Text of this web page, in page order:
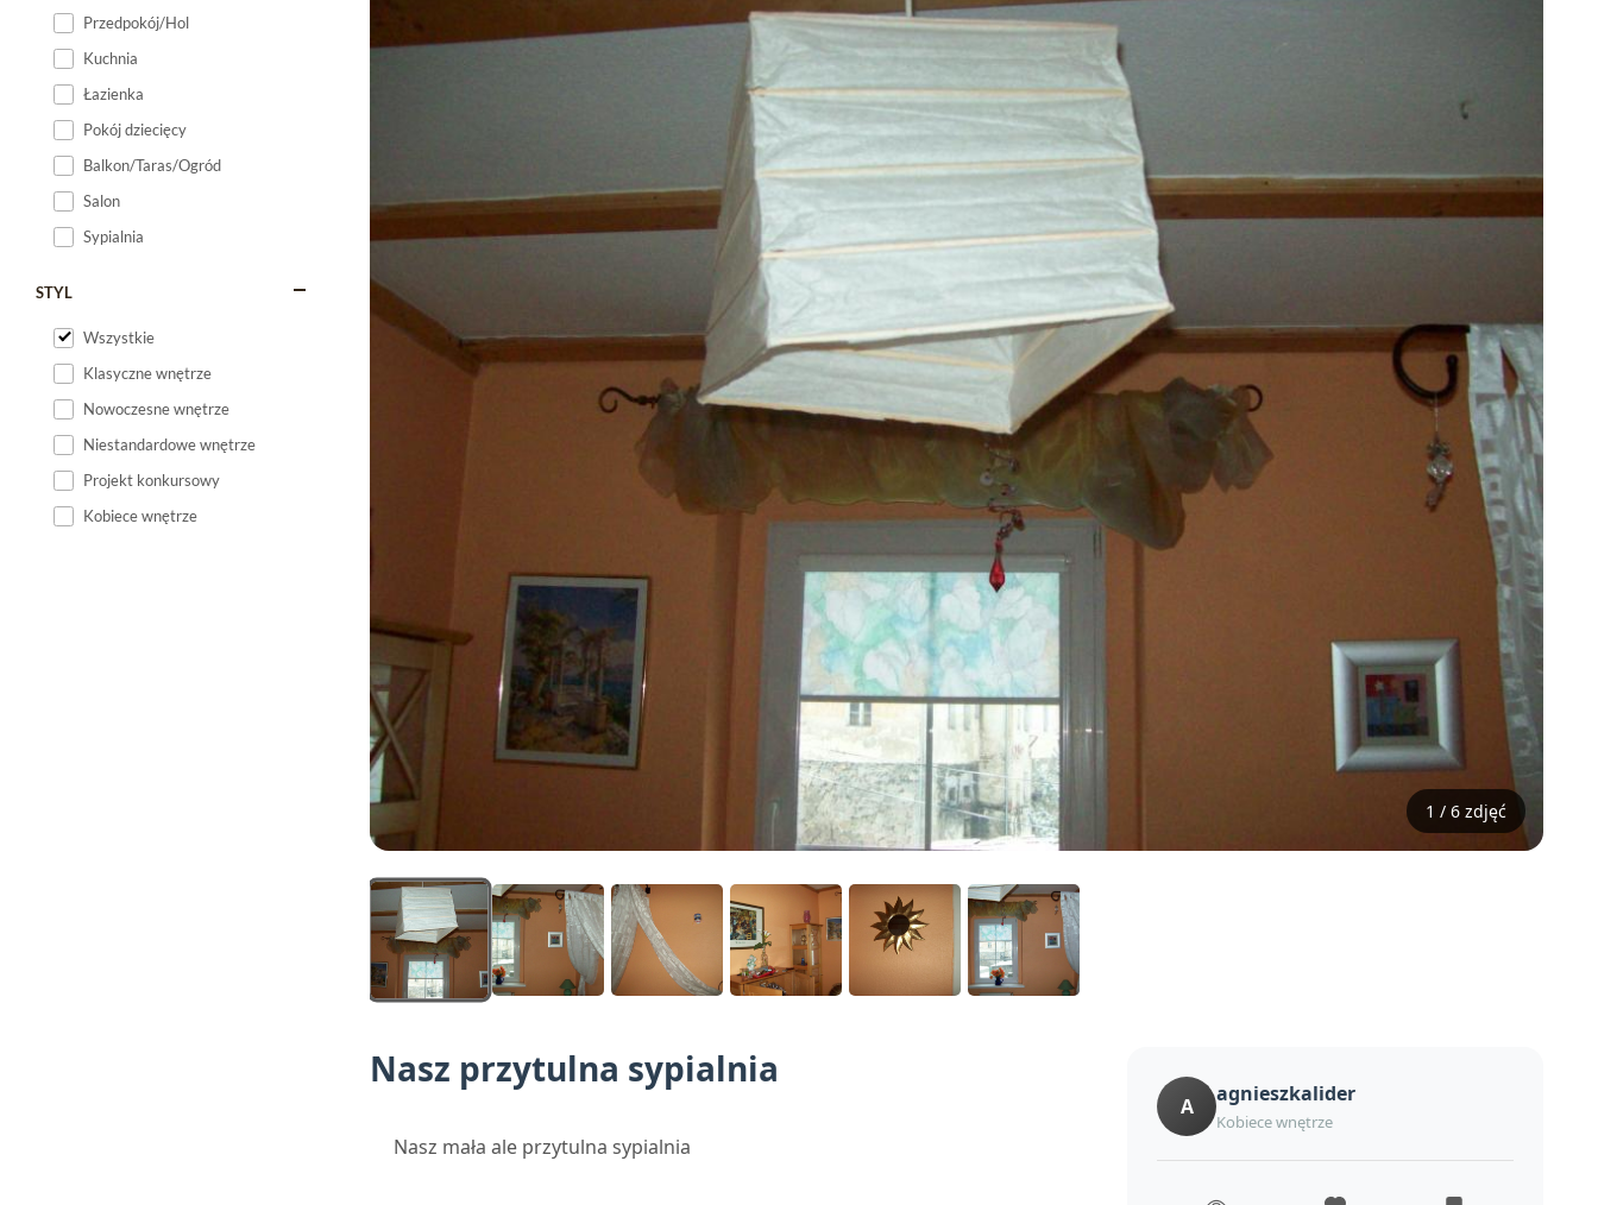
Przedpokój/Hol
Kuchnia
Łazienka
Pokój dziecięcy
Balkon/Taras/Ogród
Salon
Sypialnia
STYL
Wszystkie
Klasyczne wnętrze
Nowoczesne wnętrze
Niestandardowe wnętrze
Projekt konkursowy
Kobiece wnętrze
1 / 6 zdjęć
Nasz przytulna sypialnia
Nasz mała ale przytulna sypialnia
A agnieszkalider
Kobiece wnętrze